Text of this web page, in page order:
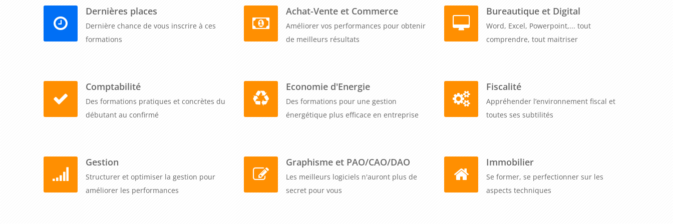
Dernières places
Dernière chance de vous inscrire à ces
formations
Achat-Vente et Commerce
Améliorer vos performances pour obtenir
de meilleurs résultats
Bureautique et Digital
Word, Excel, Powerpoint,... tout
comprendre, tout maitriser
Comptabilité
Des formations pratiques et concrètes du
débutant au confirmé
Economie d'Energie
Des formations pour une gestion
énergétique plus efficace en entreprise
Fiscalité
Appréhender l’environnement fiscal et
toutes ses subtilités
Gestion
Structurer et optimiser la gestion pour
améliorer les performances
Graphisme et PAO/CAO/DAO
Les meilleurs logiciels n'auront plus de
secret pour vous
Immobilier
Se former, se perfectionner sur les
aspects techniques